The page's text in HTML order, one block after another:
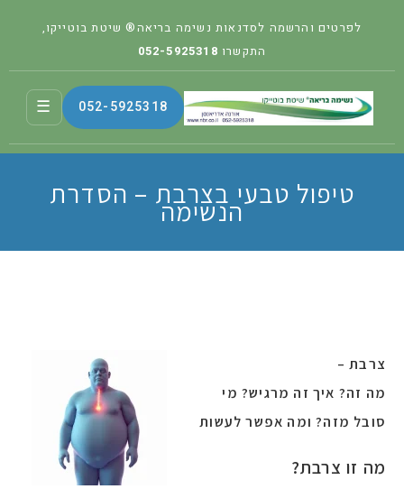
לפרטים והרשמה לסדנאות נשימה בריאה® שיטת בוטייקו,
התקשרו 052-5925318
052-5925318
☰
טיפול טבעי בצרבת – הסדרת
הנשימה
צרבת –
מה זה? איך זה מרגיש? מי
סובל מזה? ומה אפשר לעשות
מה זו צרבת?